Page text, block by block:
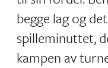
begge lag og
spilleminuttet,
kampen av